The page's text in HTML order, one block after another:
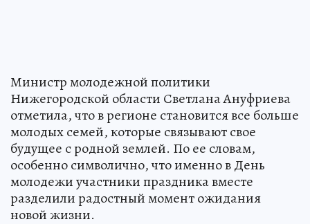
Министр молодежной политики
Нижегородской области Светлана Ануфриева
отметила, что в регионе становится все больше
молодых семей, которые связывают свое
будущее с родной землей. По ее словам,
особенно символично, что именно в День
молодежи участники праздника вместе
разделили радостный момент ожидания
новой жизни.